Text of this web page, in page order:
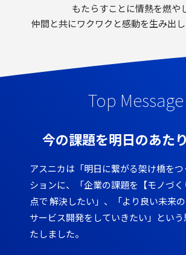
もたらすことに情熱を燃やし
仲間と共にワクワクと感動を生み出し
Top Message
今の課題を明日のあた
アスニカは「明日に繋がる架け橋を
ションに、「企業の課題を【モノづ
点で 解決したい」、「より良い未来
サービス開発をしていきたい」とい
たしました。